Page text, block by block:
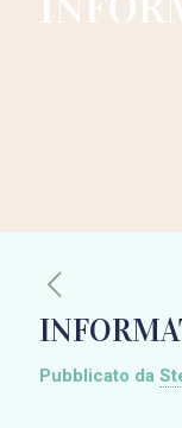
Pubblicato da